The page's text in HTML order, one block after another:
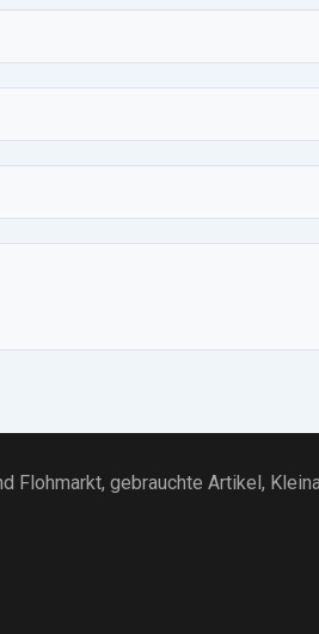
Flohmarkt, gebrauchte Artikel ,